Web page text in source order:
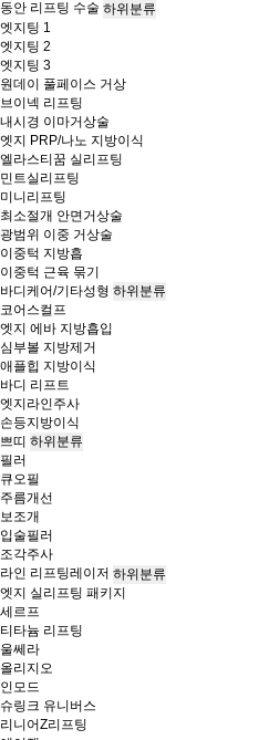
동안 리프팅 수술 하위분류
엣지팅 1
엣지팅 2
엣지팅 3
원데이 풀페이스 거상
브이넥 리프팅
내시경 이마거상술
엣지 PRP/나노 지방이식
엘라스티꿈 실리프팅
민트실리프팅
미니리프팅
최소절개 안면거상술
광범위 이중 거상술
이중턱 지방흡
이중턱 근육 묶기
바디케어/기타성형 하위분류
코어스컬프
엣지 에바 지방흡입
심부볼 지방제거
애플힙 지방이식
바디 리프트
엣지라인주사
손등지방이식
쁘띠 하위분류
필러
큐오필
주름개선
보조개
입술필러
조각주사
라인 리프팅레이저 하위분류
엣지 실리프팅 패키지
세르프
티타늄 리프팅
울쎄라
올리지오
인모드
슈링크 유니버스
리니어Z리프팅